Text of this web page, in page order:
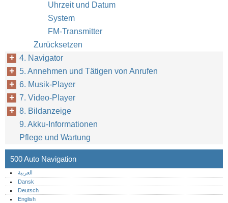
Uhrzeit und Datum
System
FM-Transmitter
Zurücksetzen
4. Navigator
5. Annehmen und Tätigen von Anrufen
6. Musik-Player
7. Video-Player
8. Bildanzeige
9. Akku-Informationen
Pflege und Wartung
500 Auto Navigation
العربية
Dansk
Deutsch
English